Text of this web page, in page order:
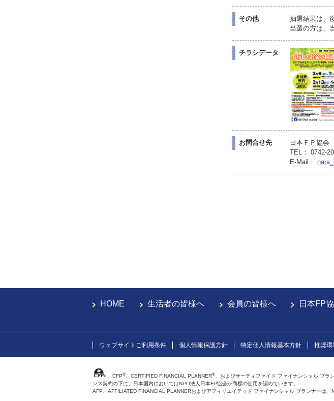
その他
抽選結果は、
当選の方は、
チラシデータ
お問合せ先
日本ＦＰ協
TEL： 0742-
E-Mail：
HOME 生活者の皆様へ 会員の皆様へ 日本FP
ウェブサイトご利用条件 個人情報保護方針 特定個人情報基本方針 推奨環
、CFP®、CERTIFIED FINANCIAL PLANNER®、およびサーティファイド ファイナンシャル プラ
ンス契約の下に、日本国内においてはNPO法人日本FP協会が商標の使用を認めています。
AFP、AFFILIATED FINANCIAL PLANNERおよびアフィリエイテッド ファイナンシャル プランナーは、